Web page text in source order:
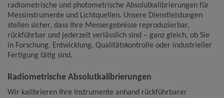
radiometrische und photometrische Absolutkalibrierungen für
Messinstrumente und Lichtquellen. Unsere Dienstleistungen
stellen sicher, dass Ihre Messergebnisse reproduzierbar,
rückführbar und jederzeit verlässlich sind – ganz gleich, ob Sie
in Forschung, Entwicklung, Qualitätskontrolle oder industrieller
Fertigung tätig sind.
Radiometrische Absolutkalibrierungen
Wir kalibrieren Ihre Instrumente anhand rückführbarer
Name
Google Analytics
Anbieter
Google LLC
Zweck
Cookie von Google für Website-Analysen.
Erzeugt statistische Daten darüber, wie der
Cookie Laufzeit
2 Jahre